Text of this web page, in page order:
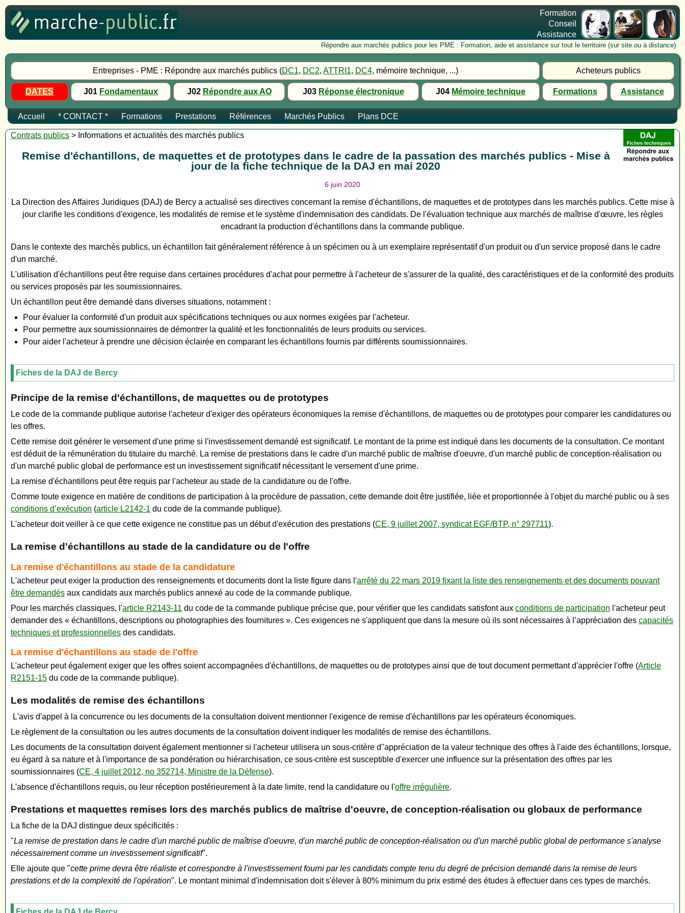
Formation
Conseil
Assistance
Répondre aux marchés publics pour les PME : Formation, aide et assistance sur tout le territoire (sur site ou à distance)
Entreprises - PME : Répondre aux marchés publics (DC1, DC2, ATTRI1, DC4, mémoire technique, ...) Acheteurs publics
DATES J01 Fondamentaux J02 Répondre aux AO J03 Réponse électronique J04 Mémoire technique Formations Assistance
Accueil * CONTACT * Formations Prestations Références Marchés Publics Plans DCE
Contrats publics > Informations et actualités des marchés publics
Remise d'échantillons, de maquettes et de prototypes dans le cadre de la passation des marchés publics - Mise à
jour de la fiche technique de la DAJ en mai 2020
6 juin 2020
La Direction des Affaires Juridiques (DAJ) de Bercy a actualisé ses directives concernant la remise d'échantillons, de maquettes et de prototypes dans les marchés publics. Cette mise à
jour clarifie les conditions d'exigence, les modalités de remise et le système d'indemnisation des candidats. De l'évaluation technique aux marchés de maîtrise d'œuvre, les règles
encadrant la production d'échantillons dans la commande publique.
Dans le contexte des marchés publics, un échantillon fait généralement référence à un spécimen ou à un exemplaire représentatif d'un produit ou d'un service proposé dans le cadre
d'un marché.
L'utilisation d'échantillons peut être requise dans certaines procédures d'achat pour permettre à l'acheteur de s'assurer de la qualité, des caractéristiques et de la conformité des produits
ou services proposés par les soumissionnaires.
Un échantillon peut être demandé dans diverses situations, notamment :
Pour évaluer la conformité d'un produit aux spécifications techniques ou aux normes exigées par l'acheteur.
Pour permettre aux soumissionnaires de démontrer la qualité et les fonctionnalités de leurs produits ou services.
Pour aider l'acheteur à prendre une décision éclairée en comparant les échantillons fournis par différents soumissionnaires.
Fiches de la DAJ de Bercy
Principe de la remise d'échantillons, de maquettes ou de prototypes
Le code de la commande publique autorise l'acheteur d'exiger des opérateurs économiques la remise d'échantillons, de maquettes ou de prototypes pour comparer les candidatures ou
les offres.
Cette remise doit générer le versement d'une prime si l'investissement demandé est significatif. Le montant de la prime est indiqué dans les documents de la consultation. Ce montant
est déduit de la rémunération du titulaire du marché. La remise de prestations dans le cadre d'un marché public de maîtrise d'oeuvre, d'un marché public de conception-réalisation ou
d'un marché public global de performance est un investissement significatif nécessitant le versement d'une prime.
La remise d'échantillons peut être requis par l'acheteur au stade de la candidature ou de l'offre.
Comme toute exigence en matière de conditions de participation à la procédure de passation, cette demande doit être justifiée, liée et proportionnée à l'objet du marché public ou à ses
conditions d’exécution (article L2142-1 du code de la commande publique).
L'acheteur doit veiller à ce que cette exigence ne constitue pas un début d'exécution des prestations (CE, 9 juillet 2007, syndicat EGF/BTP, n° 297711).
La remise d'échantillons au stade de la candidature ou de l'offre
La remise d'échantillons au stade de la candidature
L'acheteur peut exiger la production des renseignements et documents dont la liste figure dans l'arrêté du 22 mars 2019 fixant la liste des renseignements et des documents pouvant
être demandés aux candidats aux marchés publics annexé au code de la commande publique.
Pour les marchés classiques, l'article R2143-11 du code de la commande publique précise que, pour vérifier que les candidats satisfont aux conditions de participation l'acheteur peut
demander des « échantillons, descriptions ou photographies des fournitures ». Ces exigences ne s'appliquent que dans la mesure où ils sont nécessaires à l’appréciation des capacités
techniques et professionnelles des candidats.
La remise d'échantillons au stade de l'offre
L'acheteur peut également exiger que les offres soient accompagnées d'échantillons, de maquettes ou de prototypes ainsi que de tout document permettant d'apprécier l'offre (Article
R2151-15 du code de la commande publique).
Les modalités de remise des échantillons
L'avis d'appel à la concurrence ou les documents de la consultation doivent mentionner l'exigence de remise d'échantillons par les opérateurs économiques.
Le règlement de la consultation ou les autres documents de la consultation doivent indiquer les modalités de remise des échantillons.
Les documents de la consultation doivent également mentionner si l'acheteur utilisera un sous-critère d''appréciation de la valeur technique des offres à l'aide des échantillons, lorsque,
eu égard à sa nature et à l'importance de sa pondération ou hiérarchisation, ce sous-critère est susceptible d'exercer une influence sur la présentation des offres par les
soumissionnaires (CE, 4 juillet 2012, no 352714, Ministre de la Défense).
L'absence d'échantillons requis, ou leur réception postérieurement à la date limite, rend la candidature ou l'offre irrégulière.
Prestations et maquettes remises lors des marchés publics de maîtrise d'oeuvre, de conception-réalisation ou globaux de performance
La fiche de la DAJ distingue deux spécificités :
"La remise de prestation dans le cadre d'un marché public de maîtrise d'oeuvre, d'un marché public de conception-réalisation ou d'un marché public global de performance s'analyse
nécessairement comme un investissement significatif".
Elle ajoute que "cette prime devra être réaliste et correspondre à l'investissement fourni par les candidats compte tenu du degré de précision demandé dans la remise de leurs
prestations et de la complexité de l'opération". Le montant minimal d'indemnisation doit s'élever à 80% minimum du prix estimé des études à effectuer dans ces types de marchés.